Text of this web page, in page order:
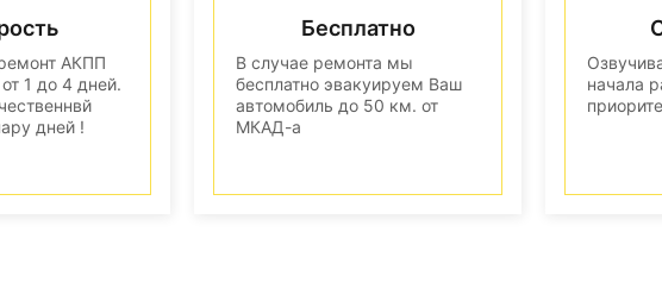
АКПП
1 до 4 дней.
дней !
Бесплатно
В случае ремонта мы
бесплатно эвакуируем Ваш
автомобиль до 50 км. от
МКАД-а
начала